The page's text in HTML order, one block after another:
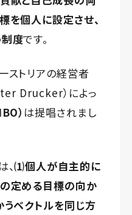
を個人に設定させ、
度です。
ストリアの経営者
Drucker）によっ
） は提唱されまし
、⑴個人が自主的に
定める目標の向か
うベクトルを同じ方